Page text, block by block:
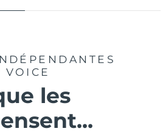
VOICE
les